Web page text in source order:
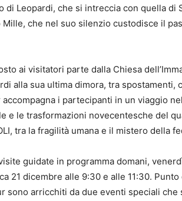
di Leopardi, che si intreccia con quella di
Mille, che nel suo silenzio custodisce il
ai visitatori parte dalla Chiesa
alla sua ultima dimora, tra spostamenti,
i partecipanti in un viaggio
e le trasformazioni novecentesche del
tra la fragilità umana e il mistero della
guidate in programma domani,
21 dicembre alle 9:30 e alle 11:30.
sono arricchiti da due eventi speciali